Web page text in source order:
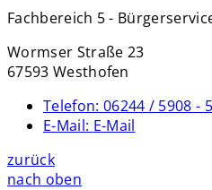
Fachbereich 5 -
Wormser Straße 23
67593 Westhofen
Telefon: 06244 / 5908 -
E-Mail: E-Mail
zurück
nach oben